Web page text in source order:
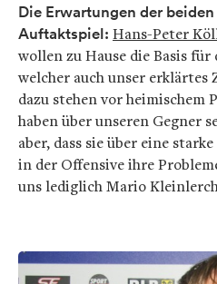
Die Erwartungen der
Auftaktspiel: Hans-Peter
wollen zu Hause die Basis
welcher auch unser erklärtes
dazu stehen vor heimischem
haben über unseren Gegner
aber, dass sie über eine
in der Offensive ihre
uns lediglich Mario